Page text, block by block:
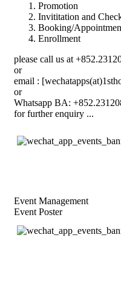
Promotion
Invititation and
Booking/
Enrollment
please call us at
or
email :
or
Whatsapp BA:
for further enquiry ...
Event
Event Poster